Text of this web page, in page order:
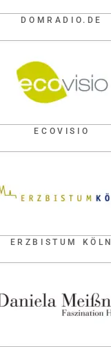
DOMRADIO.DE
ECOVISIO
ERZBISTUM KÖLN